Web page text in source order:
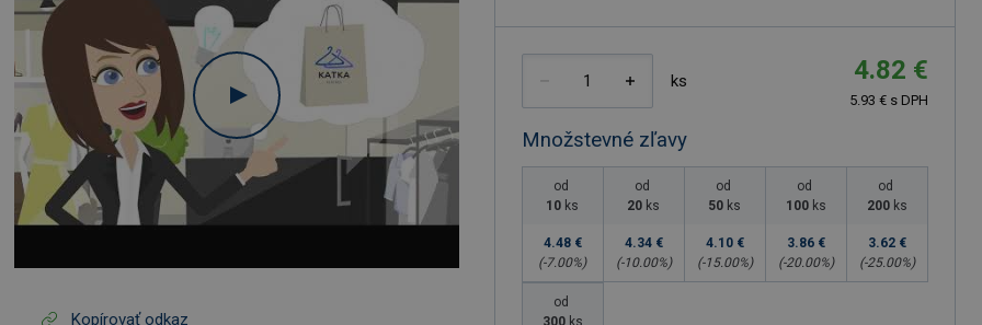
Kopírovať odkaz
ks 4.82 €
5.93 € s DPH
Množstevné zľavy
od
10 ks
4.48 €
(-7.00%)
od
20 ks
4.34 €
(-10.00%)
od
50 ks
4.10 €
(-15.00%)
od
100 ks
3.86 €
(-20.00%)
od
200 ks
3.62 €
(-25.00%)
od
300 ks